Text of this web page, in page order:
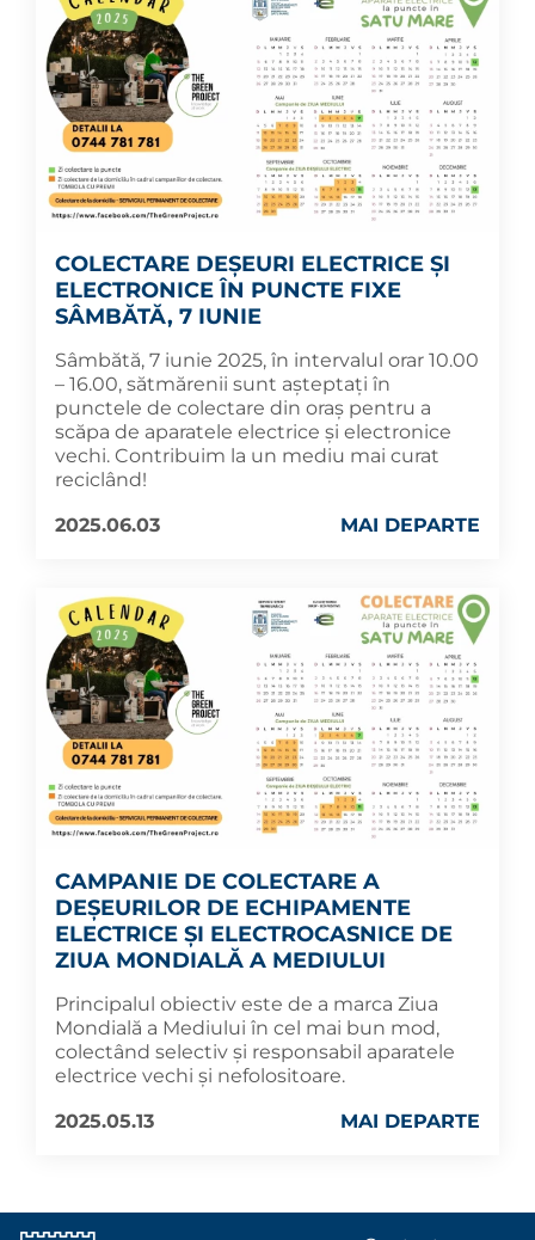
COLECTARE DEȘEURI ELECTRICE ȘI
ELECTRONICE ÎN PUNCTE FIXE
SÂMBĂTĂ, 7 IUNIE
Sâmbătă, 7 iunie 2025, în intervalul orar 10.00
– 16.00, sătmărenii sunt așteptați în
punctele de colectare din oraș pentru a
scăpa de aparatele electrice și electronice
vechi. Contribuim la un mediu mai curat
reciclând!
2025.06.03
MAI DEPARTE
CAMPANIE DE COLECTARE A
DEȘEURILOR DE ECHIPAMENTE
ELECTRICE ȘI ELECTROCASNICE DE
ZIUA MONDIALĂ A MEDIULUI
Principalul obiectiv este de a marca Ziua
Mondială a Mediului în cel mai bun mod,
colectând selectiv și responsabil aparatele
electrice vechi și nefolositoare.
2025.05.13
MAI DEPARTE